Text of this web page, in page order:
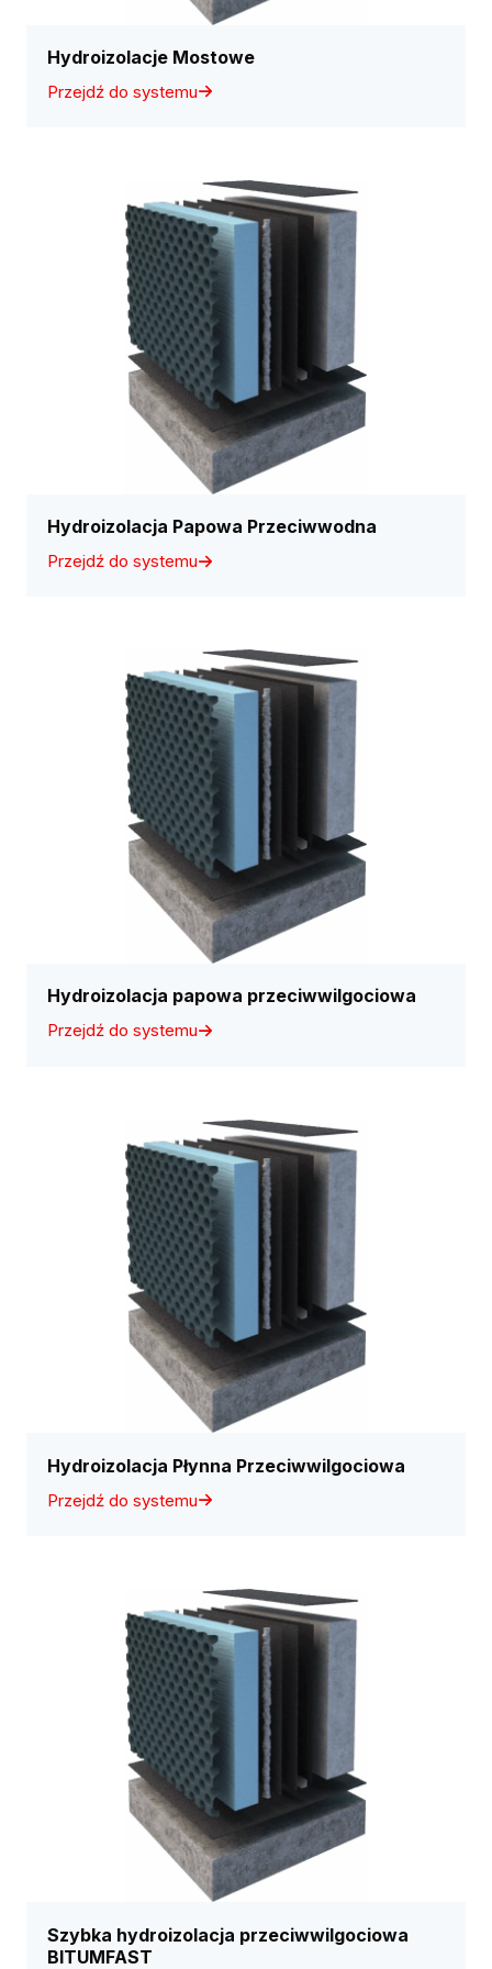
Hydroizolacje Mostowe
Przejdź do systemu
Hydroizolacja Papowa Przeciwwodna
Przejdź do systemu
Hydroizolacja papowa przeciwwilgociowa
Przejdź do systemu
Hydroizolacja Płynna Przeciwwilgociowa
Przejdź do systemu
Szybka hydroizolacja przeciwwilgociowa
BITUMFAST